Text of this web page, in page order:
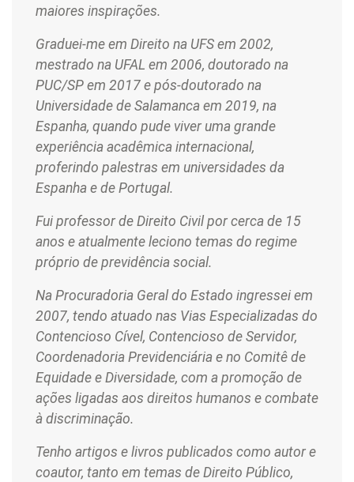
maiores inspirações.
Graduei-me em Direito na UFS em 2002,
mestrado na UFAL em 2006, doutorado na
PUC/SP em 2017 e pós-doutorado na
Universidade de Salamanca em 2019, na
Espanha, quando pude viver uma grande
experiência acadêmica internacional,
proferindo palestras em universidades da
Espanha e de Portugal.
Fui professor de Direito Civil por cerca de 15
anos e atualmente leciono temas do regime
próprio de previdência social.
Na Procuradoria Geral do Estado ingressei em
2007, tendo atuado nas Vias Especializadas do
Contencioso Cível, Contencioso de Servidor,
Coordenadoria Previdenciária e no Comitê de
Equidade e Diversidade, com a promoção de
ações ligadas aos direitos humanos e combate
à discriminação.
Tenho artigos e livros publicados como autor e
coautor, tanto em temas de Direito Público,